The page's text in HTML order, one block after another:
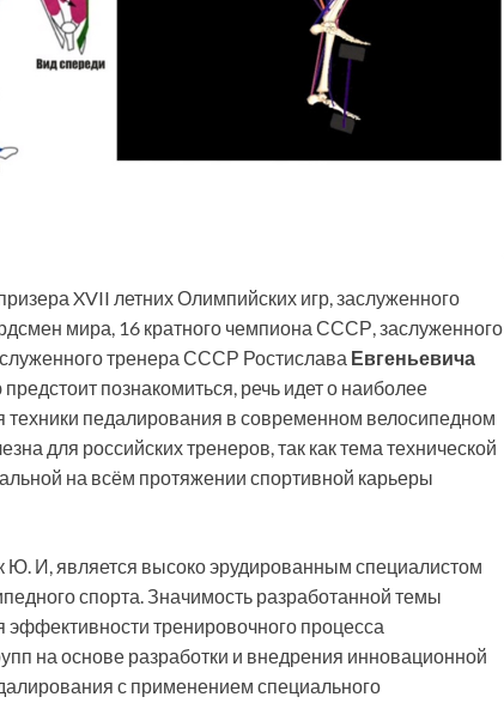
XVII летних Олимпийских игр, заслуженного
мира, 16 кратного чемпиона СССР, заслуженного
тренера СССР Ростислава Евгеньевича
предстоит познакомиться, речь идет о наиболее
педалирования в современном велосипедном
для российских тренеров, так как тема технической
на всём протяжении спортивной карьеры
И, является высоко эрудированным специалистом
спорта. Значимость разработанной темы
тренировочного процесса
на основе разработки и внедрения инновационной
с применением специального